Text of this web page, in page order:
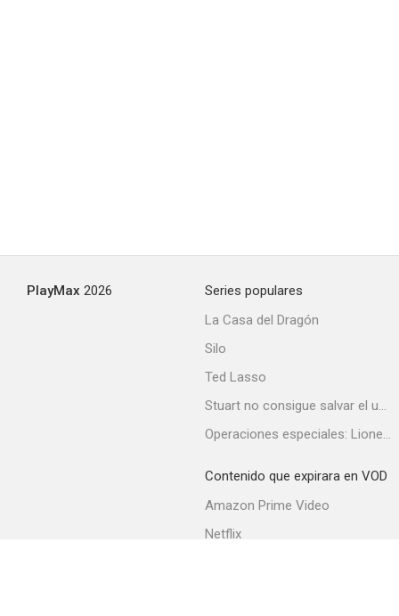
PlayMax 2026
Series populares
La Casa del Dragón
Silo
Ted Lasso
Stuart no consigue salvar el universo
Operaciones especiales: Lioness
Contenido que expirara en VOD
Amazon Prime Video
Netflix